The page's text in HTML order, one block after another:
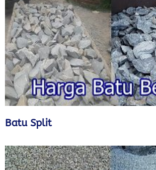
Batu Split